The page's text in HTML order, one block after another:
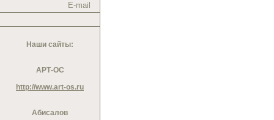
E-mail
Наши сайты:
АРТ-ОС
http://www.art-os.ru
Абисалов